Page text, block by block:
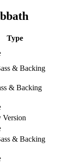
Type
& Backing
& Backing
Version
& Backing